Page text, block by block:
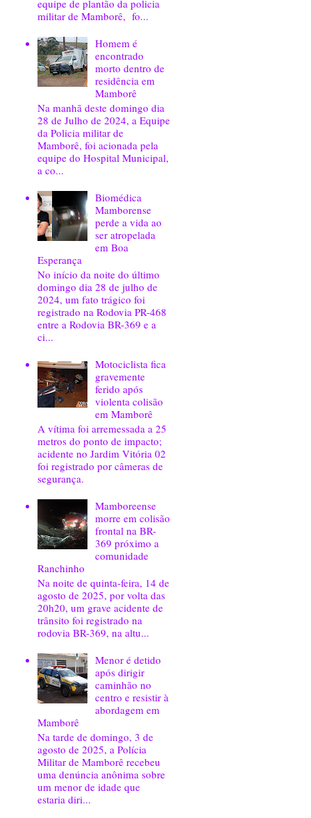
equipe de plantão da policia
militar de Mamborê, fo...
Homem é
encontrado
morto dentro de
residência em
Mamborê
Na manhã deste domingo dia
28 de Julho de 2024, a Equipe
da Policia militar de
Mamborê, foi acionada pela
equipe do Hospital Municipal,
a co...
Biomédica
Mamborense
perde a vida ao
ser atropelada
em Boa
Esperança
No início da noite do último
domingo dia 28 de julho de
2024, um fato trágico foi
registrado na Rodovia PR-468
entre a Rodovia BR-369 e a
ci...
Motociclista fica
gravemente
ferido após
violenta colisão
em Mamborê
A vítima foi arremessada a 25
metros do ponto de impacto;
acidente no Jardim Vitória 02
foi registrado por câmeras de
segurança.
Mamboreense
morre em colisão
frontal na BR-
369 próximo a
comunidade
Ranchinho
Na noite de quinta-feira, 14 de
agosto de 2025, por volta das
20h20, um grave acidente de
trânsito foi registrado na
rodovia BR-369, na altu...
Menor é detido
após dirigir
caminhão no
centro e resistir à
abordagem em
Mamborê
Na tarde de domingo, 3 de
agosto de 2025, a Polícia
Militar de Mamborê recebeu
uma denúncia anônima sobre
um menor de idade que
estaria diri...